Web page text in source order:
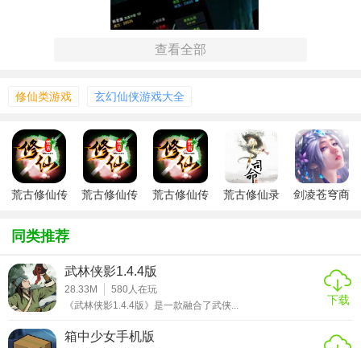
【荒古修仙传内置菜单功能】
1. 社交系统：玩家可以与其他玩家组队、交流，共同完成任
务和挑战。
查看全部
修仙类游戏 玄幻仙侠游戏大全
荒古修仙传
荒古修仙传
荒古修仙传
荒古修仙录
剑凌苍穹商
同类推荐
武林侠影1.4.4版
28.33M 580人在玩
《武林侠影1.4.4版》是一款融合了武侠...
下载
箱中少女手机版